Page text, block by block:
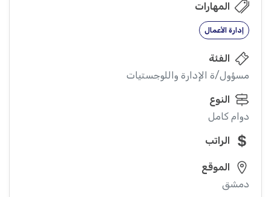
المهارات
إدارة الأعمال
الفئة
مسؤول/ة الإدارة واللوجستيات
النوع
دوام كامل
الراتب
الموقع
دمشق